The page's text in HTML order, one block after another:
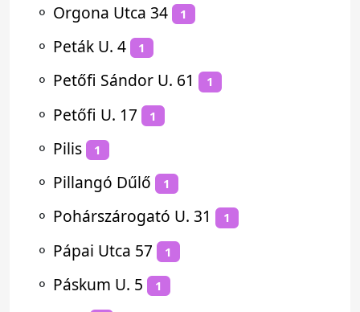
⚬ Orgona Utca 34 1
⚬ Peták U. 4 1
⚬ Petőfi Sándor U. 61 1
⚬ Petőfi U. 17 1
⚬ Pilis 1
⚬ Pillangó Dűlő 1
⚬ Pohárszárogató U. 31 1
⚬ Pápai Utca 57 1
⚬ Páskum U. 5 1